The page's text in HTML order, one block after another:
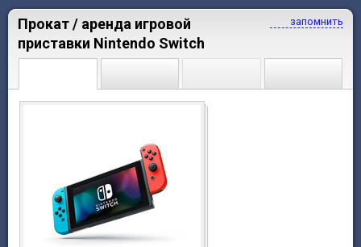
запомнить
Прокат / аренда игровой
приставки Nintendo Switch